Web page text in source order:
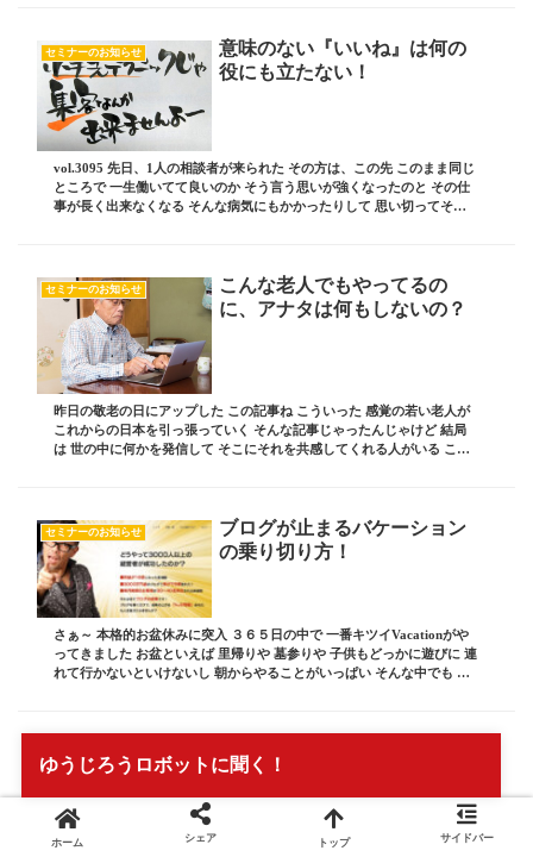
セミナーのお知らせ
意味のない『いいね』は何の
役にも立たない！
vol.3095 先日、1人の相談者が来られた その方は、この先 このまま同じ
ところで 一生働いてて良いのか そう言う思いが強くなったのと その仕
事が長く出来なくなる そんな病気にもかかったりして 思い切ってその
セミナーのお知らせ
こんな老人でもやってるの
に、アナタは何もしないの？
昨日の敬老の日にアップした この記事ね こういった 感覚の若い老人が
これからの日本を引っ張っていく そんな記事じゃったんじゃけど 結局
は 世の中に何かを発信して そこにそれを共感してくれる人がいる この
セミナーのお知らせ
ブログが止まるバケーション
の乗り切り方！
さぁ～ 本格的お盆休みに突入 ３６５日の中で 一番キツイVacationがや
ってきました お盆といえば 里帰りや 墓参りや 子供もどっかに遊びに 連
れて行かないといけないし 朝からやることがいっぱい そんな中でも わ
アホ社長再生セミナーの様子
1,000円と20,000円のセミナー
の違い！
ホーム シェア トップ サイドバー
ゆうじろうロボットに聞く！